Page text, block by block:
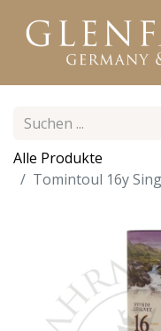
Alle Produkte
Tomintoul 16y